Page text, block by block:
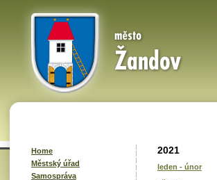
Home
Městský úřad
Samospráva
2021
leden - únor